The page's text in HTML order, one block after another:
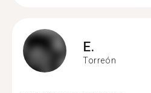
E.
Torreón